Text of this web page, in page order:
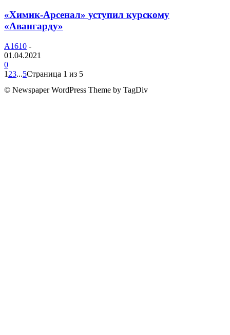
«Химик-Арсенал» уступил курскому
«Авангарду»
A1610 -
01.04.2021
0
1 23...5Страница 1 из 5
© Newspaper WordPress Theme by TagDiv